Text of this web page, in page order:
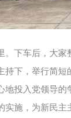
。下车后，大
下，举行简
投入党领导
施，为新民